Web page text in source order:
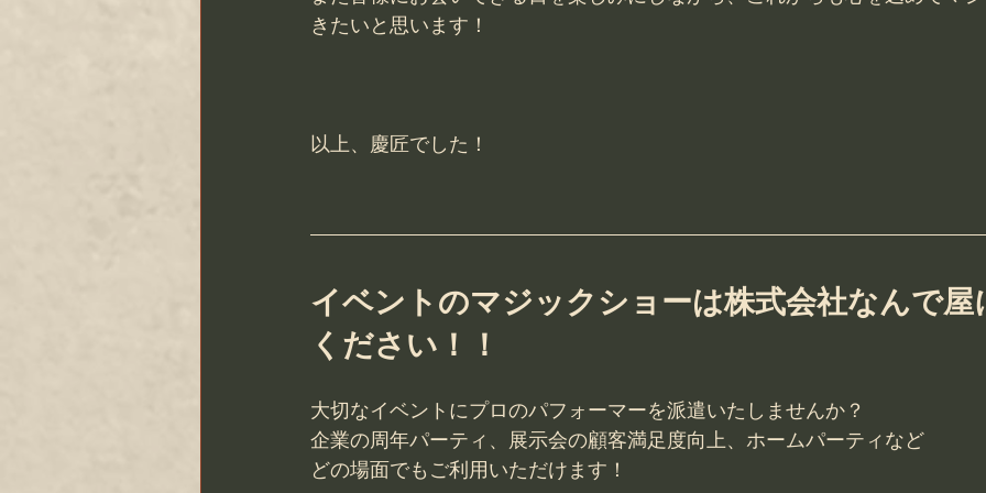
きたいと思います！
以上、慶匠でした！
イベントのマジックショーは株式会社なんで屋
ください！！
大切なイベントにプロのパフォーマーを派遣いたしませんか？
企業の周年パーティ、展示会の顧客満足度向上、ホームパーティなど
どの場面でもご利用いただけます！